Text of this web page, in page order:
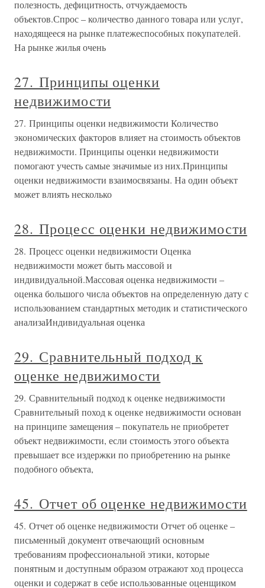
полезность, дефицитность, отчуждаемость
объектов.Спрос – количество данного товара или услуг,
находящееся на рынке платежеспособных покупателей.
На рынке жилья очень
27. Принципы оценки
недвижимости
27. Принципы оценки недвижимости Количество
экономических факторов влияет на стоимость объектов
недвижимости. Принципы оценки недвижимости
помогают учесть самые значимые из них.Принципы
оценки недвижимости взаимосвязаны. На один объект
может влиять несколько
28. Процесс оценки недвижимости
28. Процесс оценки недвижимости Оценка
недвижимости может быть массовой и
индивидуальной.Массовая оценка недвижимости –
оценка большого числа объектов на определенную дату с
использованием стандартных методик и статистического
анализаИндивидуальная оценка
29. Сравнительный подход к
оценке недвижимости
29. Сравнительный подход к оценке недвижимости
Сравнительный поход к оценке недвижимости основан
на принципе замещения – покупатель не приобретет
объект недвижимости, если стоимость этого объекта
превышает все издержки по приобретению на рынке
подобного объекта,
45. Отчет об оценке недвижимости
45. Отчет об оценке недвижимости Отчет об оценке –
письменный документ отвечающий основным
требованиям профессиональной этики, которые
понятным и доступным образом отражают ход процесса
оценки и содержат в себе использованные оценщиком